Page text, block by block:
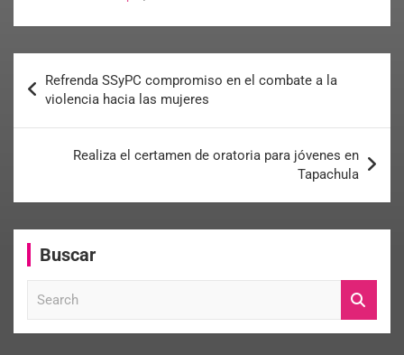
Refrenda SSyPC compromiso en el combate a la
violencia hacia las mujeres
Realiza el certamen de oratoria para jóvenes en
Tapachula
Buscar